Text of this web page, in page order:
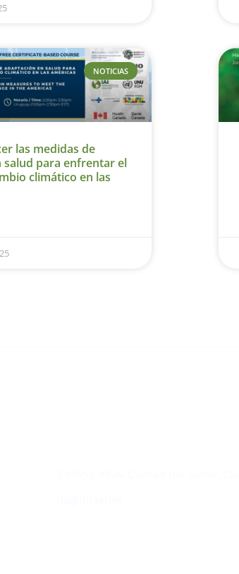
NOTICIAS
las medidas de
salud para enfrentar el
climático en las